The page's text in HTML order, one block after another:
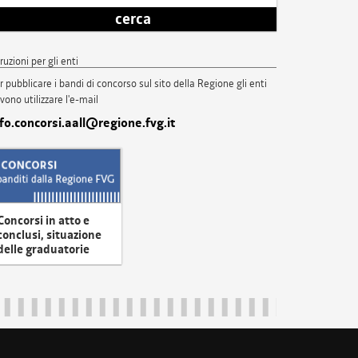
cerca
per gli enti
pubblicare i bandi di concorso sul sito della Regione gli enti
utilizzare l'e-mail
in atto e
situazione
graduatorie